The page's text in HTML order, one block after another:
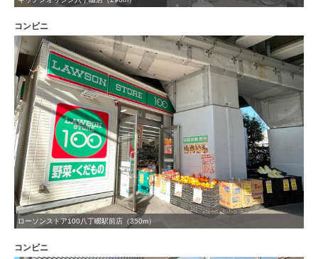
コンビニ
ローソンストア100八丁畷駅前店（350m）
コンビニ